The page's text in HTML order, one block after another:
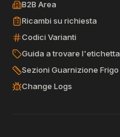
B2B Area
Ricambi su richiesta
Codici Varianti
Guida a trovare l'etichetta
Sezioni Guarnizione Frigo
Change Logs